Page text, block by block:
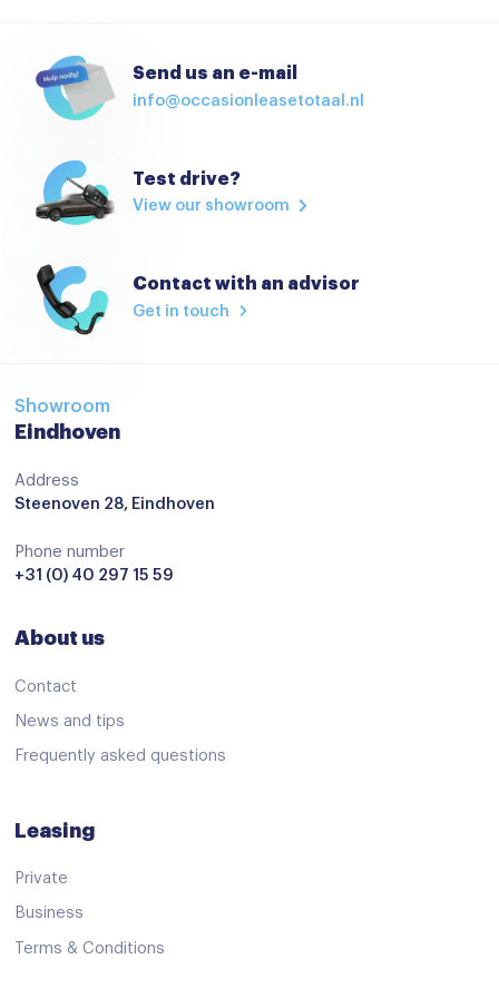
Lederen stuurwiel
Lederen versnellingspook
Regensensor
Stoelverwarming
Stuurbekrachtiging
Stuur verstelbaar
Start/stop systeem
adaptive cruise control
Airbag(s) hoofd achter
Airbag(s) hoofd voor
Anti doorSlip Regeling
Send us an e-mail
info@occasionleasetotaal.nl
Test drive?
View our showroom
Contact with an advisor
Get in touch
Showroom
Eindhoven
Address
Steenoven 28, Eindhoven
Phone number
+31 (0) 40 297 15 59
About us
Contact
News and tips
Frequently asked questions
Leasing
Private
Business
Terms & Conditions